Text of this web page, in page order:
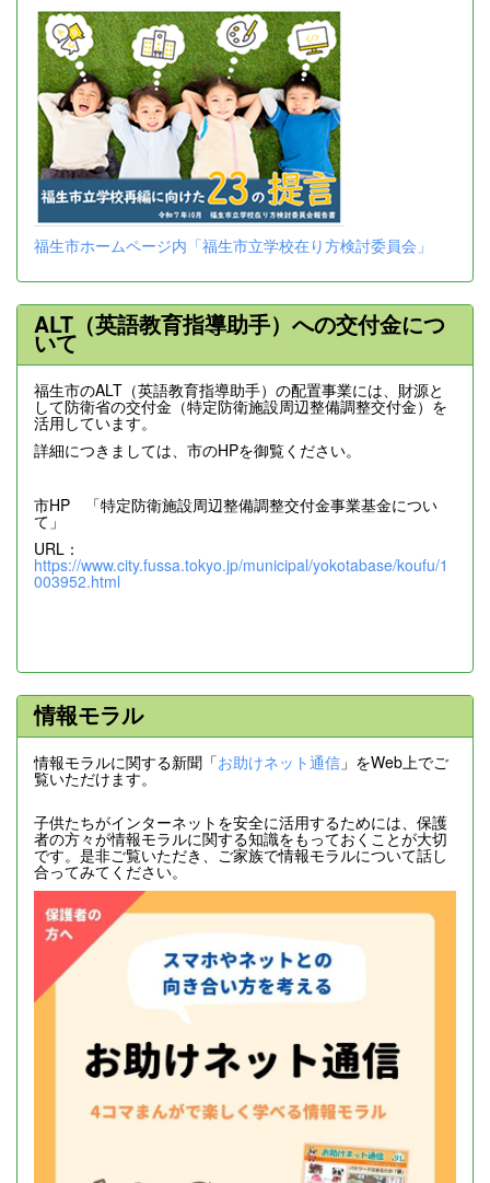
福生市ホームページ内「福生市立学校在り方検討委員会」
ALT（英語教育指導助手）への交付金につ
いて
福生市のALT（英語教育指導助手）の配置事業には、財源と
して防衛省の交付金（特定防衛施設周辺整備調整交付金）を
活用しています。
詳細につきましては、市のHPを御覧ください。
市HP 「特定防衛施設周辺整備調整交付金事業基金につい
て」
URL：
https://www.city.fussa.tokyo.jp/municipal/yokotabase/koufu/1
003952.html
情報モラル
情報モラルに関する新聞「お助けネット通信 」をWeb上でご
覧いただけます。
子供たちがインターネットを安全に活用するためには、保護
者の方々が情報モラルに関する知識をもっておくことが大切
です。是非ご覧いただき、ご家族で情報モラルについて話し
合ってみてください。